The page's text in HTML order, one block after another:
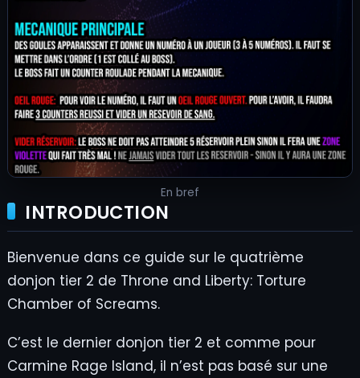
En bref
INTRODUCTION
Bienvenue dans ce guide sur le quatrième
donjon tier 2 de Throne and Liberty: Torture
Chamber of Screams.
C’est le dernier donjon tier 2 et comme pour
Carmine Rage Island, il n’est pas basé sur une